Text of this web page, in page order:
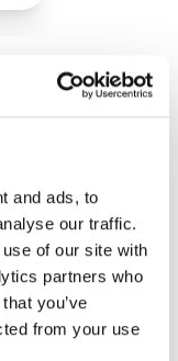
and ads, to
our traffic.
of our site with
partners who
you’ve
from your use